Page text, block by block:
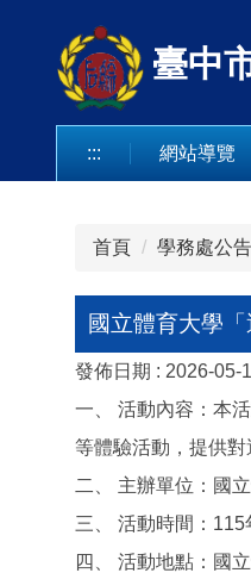
臺中
::: 網站導覽
首頁 學務處公告
國立體育大學
發佈日期 : 2026-05-
一、 活動內容：本
等體驗活動，提供對
二、 主辦單位：國
三、 活動時間：
四、 活動地點：國